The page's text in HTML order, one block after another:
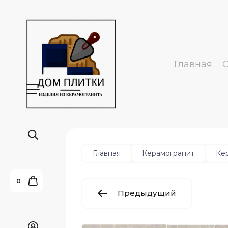
0
Главная
Главная Керамогранит
Предыдущий